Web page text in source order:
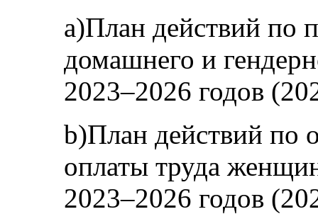
a)План действий по
домашнего и
2023–2026 годов
b)План действий по
оплаты труда
2023–2026 годов